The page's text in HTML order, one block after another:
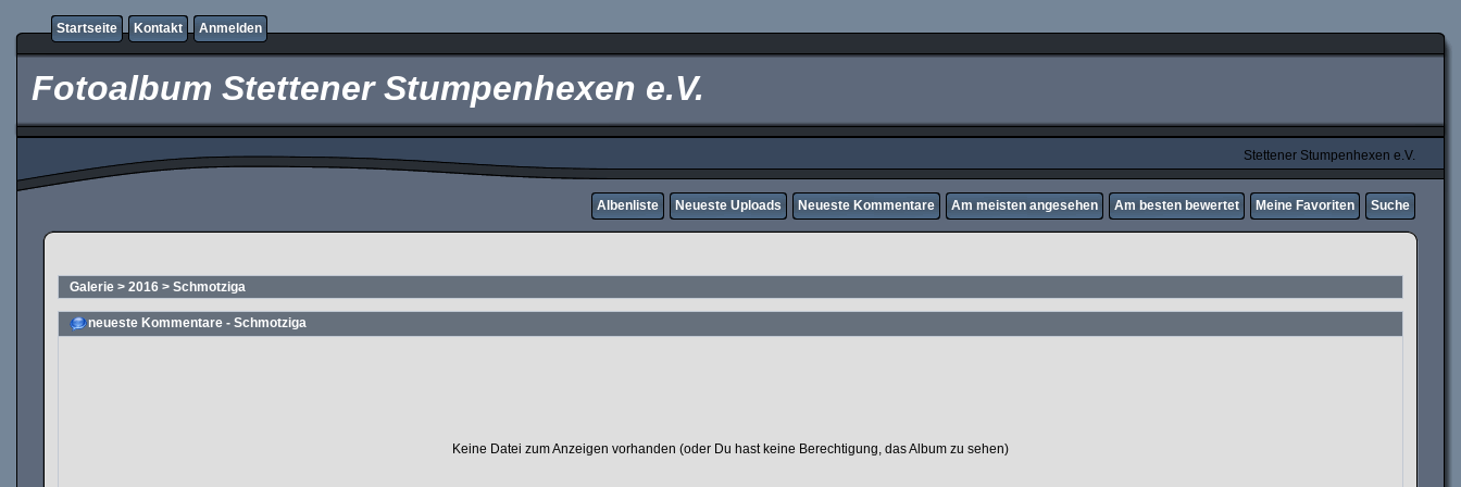
Startseite Kontakt Anmelden
Fotoalbum Stettener Stumpenhexen e.V.
Stettener Stumpenhexen e.V.
Albenliste Neueste Uploads Neueste Kommentare Am meisten angesehen Am besten bewertet Meine Favoriten Suche
Galerie > 2016 > Schmotziga
neueste Kommentare - Schmotziga
Keine Datei zum Anzeigen vorhanden (oder Du hast keine Berechtigung, das Album zu sehen)